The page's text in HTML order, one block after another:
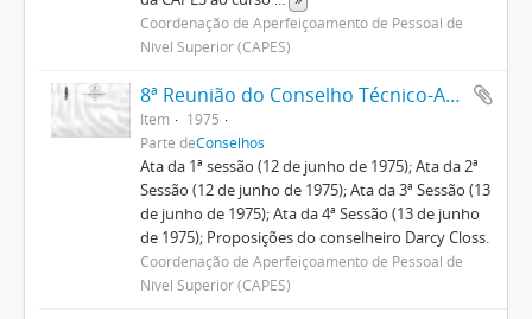
Coordenação de Aperfeiçoamento de Pessoal de
Nível Superior (CAPES)
8ª Reunião do Conselho Técnico-Administrativo
Item
1975
Parte deConselhos
Ata da 1ª sessão (12 de junho de 1975); Ata da 2ª
Sessão (12 de junho de 1975); Ata da 3ª Sessão (13
de junho de 1975); Ata da 4ª Sessão (13 de junho
de 1975); Proposições do conselheiro Darcy Closs.
Coordenação de Aperfeiçoamento de Pessoal de
Nível Superior (CAPES)